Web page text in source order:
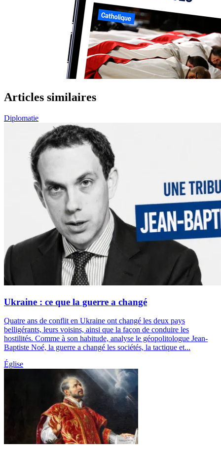
Articles similaires
Diplomatie
Ukraine : ce que la guerre a changé
Quatre ans de conflit en Ukraine ont changé les deux pays
belligérants, leurs voisins, ainsi que la façon de conduire les
hostilités. Comme à son habitude, analyse le géopolitologue Jean-
Baptiste Noé, la guerre a changé les sociétés, la tactique et...
Église